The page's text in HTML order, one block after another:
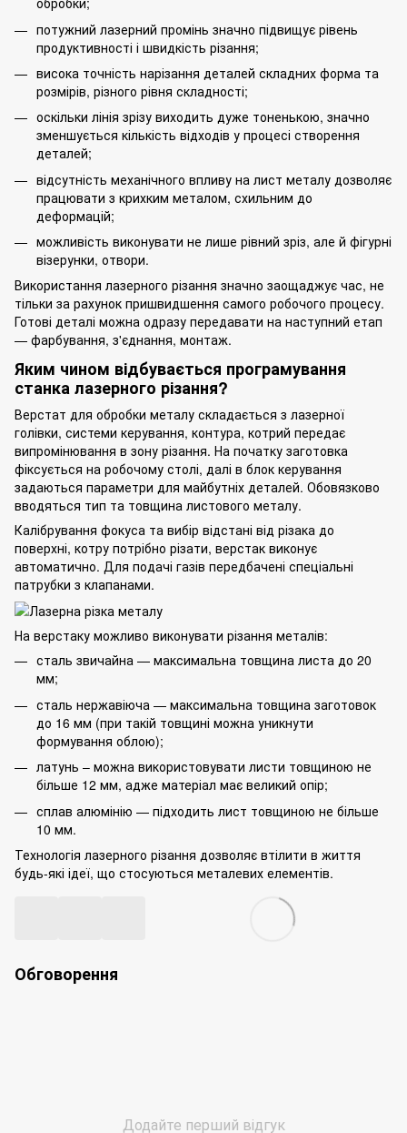
потужний лазерний промінь значно підвищує рівень
продуктивності і швидкість різання;
висока точність нарізання деталей складних форма та
розмірів, різного рівня складності;
оскільки лінія зрізу виходить дуже тоненькою, значно
зменшується кількість відходів у процесі створення
деталей;
відсутність механічного впливу на лист металу дозволяє
працювати з крихким металом, схильним до
деформацій;
можливість виконувати не лише рівний зріз, але й фігурні
візерунки, отвори.
Використання лазерного різання значно заощаджує час, не
тільки за рахунок пришвидшення самого робочого процесу.
Готові деталі можна одразу передавати на наступний етап
— фарбування, з'єднання, монтаж.
Яким чином відбувається програмування
станка лазерного різання?
Верстат для обробки металу складається з лазерної
голівки, системи керування, контура, котрий передає
випромінювання в зону різання. На початку заготовка
фіксується на робочому столі, далі в блок керування
задаються параметри для майбутніх деталей. Обовязково
вводяться тип та товщина листового металу.
Калібрування фокуса та вибір відстані від різака до
поверхні, котру потрібно різати, верстак виконує
автоматично. Для подачі газів передбачені спеціальні
патрубки з клапанами.
На верстаку можливо виконувати різання металів:
сталь звичайна — максимальна товщина листа до 20
мм;
сталь нержавіюча — максимальна товщина заготовок
до 16 мм (при такій товщині можна уникнути
формування облою);
латунь – можна використовувати листи товщиною не
більше 12 мм, адже матеріал має великий опір;
сплав алюмінію — підходить лист товщиною не більше
10 мм.
Технологія лазерного різання дозволяє втілити в життя
будь-які ідеї, що стосуються металевих елементів.
Обговорення
Додайте перший відгук